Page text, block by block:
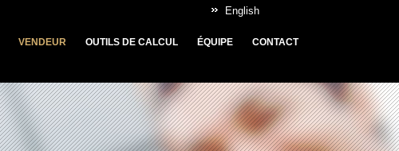
English
VENDEUR OUTILS DE CALCUL ÉQUIPE CONTACT